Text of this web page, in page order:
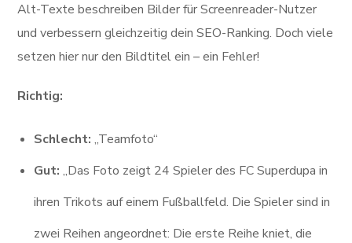
Alt-Texte beschreiben Bilder für Screenreader-Nutzer
und verbessern gleichzeitig dein SEO-Ranking. Doch viele
setzen hier nur den Bildtitel ein – ein Fehler!
Richtig:
Schlecht: „Teamfoto“
Gut: „Das Foto zeigt 24 Spieler des FC Superdupa in
ihren Trikots auf einem Fußballfeld. Die Spieler sind in
zwei Reihen angeordnet: Die erste Reihe kniet, die